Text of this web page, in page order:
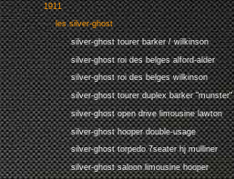
1911
les silver-ghost
silver-ghost tourer barker / wilkinson
silver-ghost roi des belges alford-alder
silver-ghost roi des belges wilkinson
silver-ghost tourer duplex barker "munster"
silver-ghost open drive limousine lawton
silver-ghost hooper double-usage
silver-ghost torpedo 7seater hj mulliner
silver-ghost saloon limousine hooper